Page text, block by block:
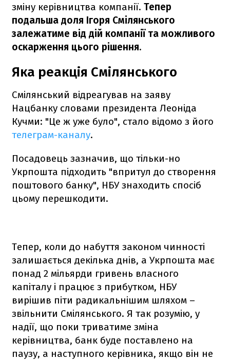
зміну керівництва компанії. Тепер
подальша доля Ігоря Смілянського
залежатиме від дій компанії та можливого
оскарження цього рішення.
Яка реакція Смілянського
Смілянський відреагував на заяву
Нацбанку словами президента Леоніда
Кучми: "Це ж уже було", стало відомо з його
телеграм-каналу.
Посадовець зазначив, що тільки-но
Укрпошта підходить "впритул до створення
поштового банку", НБУ знаходить спосіб
цьому перешкодити.
Тепер, коли до набуття законом чинності
залишається декілька днів, а Укрпошта має
понад 2 мільярди гривень власного
капіталу і працює з прибутком, НБУ
вирішив піти радикальнішим шляхом –
звільнити Смілянського. Я так розумію, у
надії, що поки триватиме зміна
керівництва, банк буде поставлено на
паузу, а наступного керівника, якщо він не